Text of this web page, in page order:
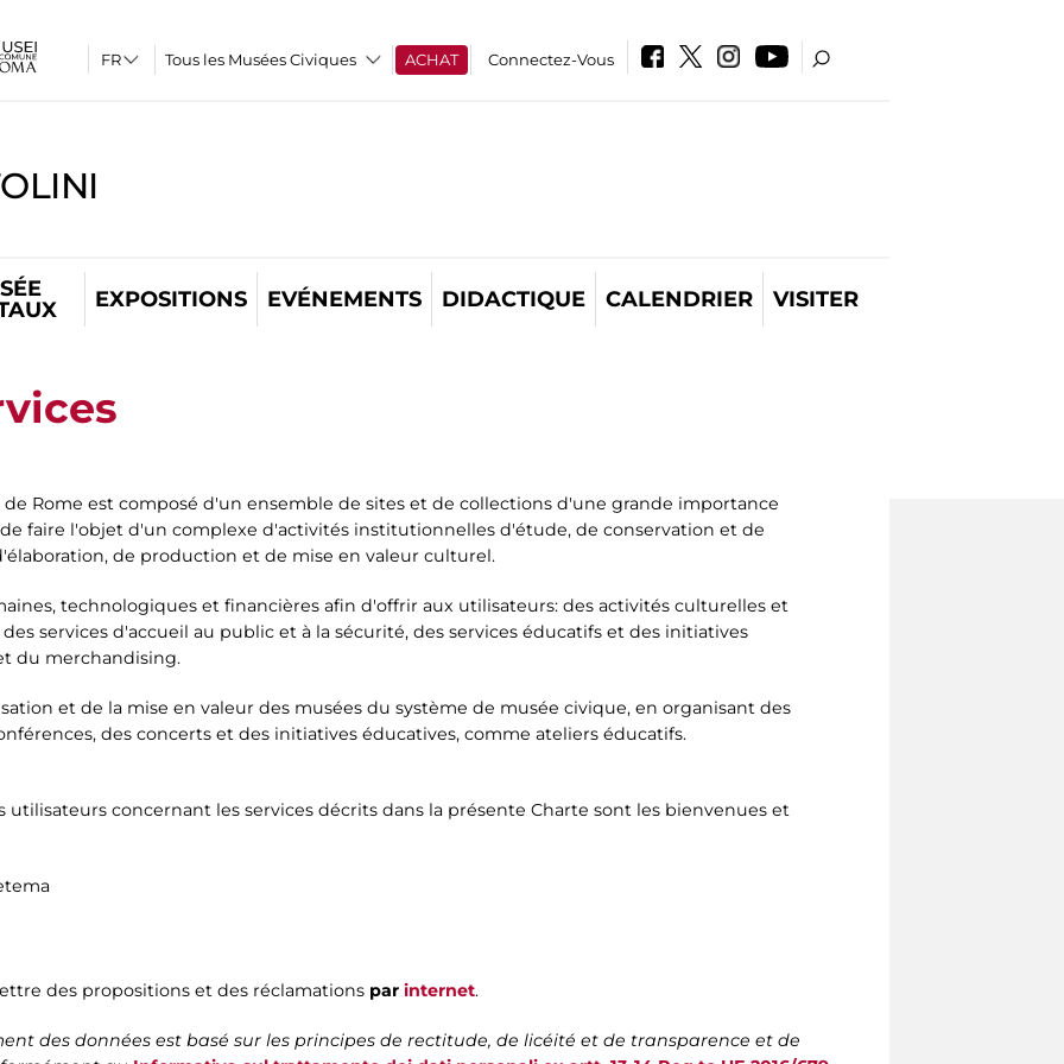
Tous les Musées Civiques ACHAT Connectez-Vous
EXPOSITIONS EVÉNEMENTS DIDACTIQUE CALENDRIER VISITER
de Rome est composé d'un ensemble de sites et de collections d'une grande importance
faire l'objet d'un complexe d'activités institutionnelles d'étude, de conservation et de
de production et de mise en valeur culturel.
technologiques et financières afin d'offrir aux utilisateurs: des activités culturelles et
services d'accueil au public et à la sécurité, des services éducatifs et des initiatives
du merchandising.
et de la mise en valeur des musées du système de musée civique, en organisant des
des concerts et des initiatives éducatives, comme ateliers éducatifs.
utilisateurs concernant les services décrits dans la présente Charte sont les bienvenues et
des propositions et des réclamations par internet.
des données est basé sur les principes de rectitude, de licéité et de transparence et de